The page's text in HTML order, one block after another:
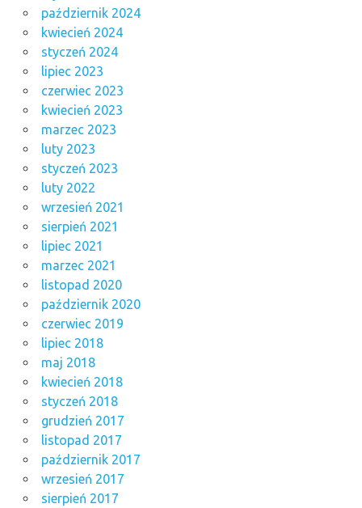
październik 2024
kwiecień 2024
styczeń 2024
lipiec 2023
czerwiec 2023
kwiecień 2023
marzec 2023
luty 2023
styczeń 2023
luty 2022
wrzesień 2021
sierpień 2021
lipiec 2021
marzec 2021
listopad 2020
październik 2020
czerwiec 2019
lipiec 2018
maj 2018
kwiecień 2018
styczeń 2018
grudzień 2017
listopad 2017
październik 2017
wrzesień 2017
sierpień 2017